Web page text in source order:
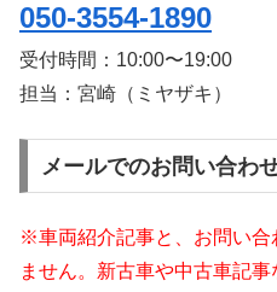
050-3554-1890
受付時間： 10:00〜19:00
担当：宮崎（ミヤザキ）
メールでのお問い合わ
※車両紹介記事と、お問い合
ません。新古車や中古車記